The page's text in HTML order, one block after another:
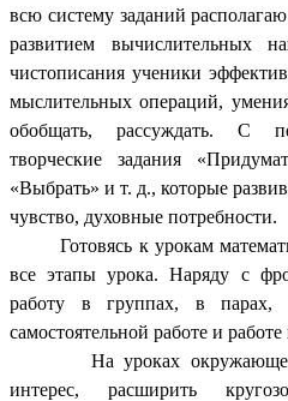
всю систему заданий
развитием вычислительных
чистописания ученики
мыслительных операций,
обобщать, рассуждать. С
творческие задания
«Выбрать» и т. д., которые
чувство, духовные потребности.
Готовясь к урокам
все этапы урока. Наряду с
работу в группах, в парах,
самостоятельной работе и
На уроках окружающего
интерес, расширить